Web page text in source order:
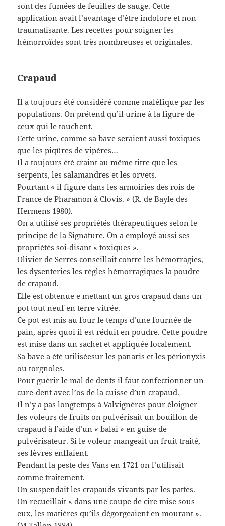
sont des fumées de feuilles de sauge. Cette
application avait l’avantage d’être indolore et non
traumatisante. Les recettes pour soigner les
hémorroïdes sont très nombreuses et originales.
Crapaud
Il a toujours été considéré comme maléfique par les
populations. On prétend qu’il urine à la figure de
ceux qui le touchent.
Cette urine, comme sa bave seraient aussi toxiques
que les piqûres de vipères…
Il a toujours été craint au même titre que les
serpents, les salamandres et les orvets.
Pourtant « il figure dans les armoiries des rois de
France de Pharamon à Clovis. » (R. de Bayle des
Hermens 1980).
On a utilisé ses propriétés thérapeutiques selon le
principe de la Signature. On a employé aussi ses
propriétés soi-disant « toxiques ».
Olivier de Serres conseillait contre les hémorragies,
les dysenteries les règles hémorragiques la poudre
de crapaud.
Elle est obtenue e mettant un gros crapaud dans un
pot tout neuf en terre vitrée.
Ce pot est mis au four le temps d’une fournée de
pain, après quoi il est réduit en poudre. Cette poudre
est mise dans un sachet et appliquée localement.
Sa bave a été utiliséesur les panaris et les périonyxis
ou torgnoles.
Pour guérir le mal de dents il faut confectionner un
cure-dent avec l’os de la cuisse d’un crapaud.
Il n’y a pas longtemps à Valvignères pour éloigner
les voleurs de fruits on pulvérisait un bouillon de
crapaud à l’aide d’un « balai » en guise de
pulvérisateur. Si le voleur mangeait un fruit traité,
ses lèvres enflaient.
Pendant la peste des Vans en 1721 on l’utilisait
comme traitement.
On suspendait les crapauds vivants par les pattes.
On recueillait « dans une coupe de cire mise sous
eux, les matières qu’ils dégorgeaient en mourant ».